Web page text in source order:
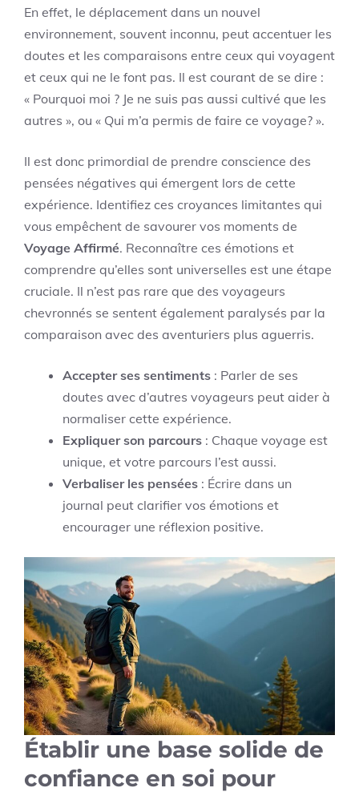
En effet, le déplacement dans un nouvel
environnement, souvent inconnu, peut accentuer les
doutes et les comparaisons entre ceux qui voyagent
et ceux qui ne le font pas. Il est courant de se dire :
« Pourquoi moi ? Je ne suis pas aussi cultivé que les
autres », ou « Qui m’a permis de faire ce voyage? ».
Il est donc primordial de prendre conscience des
pensées négatives qui émergent lors de cette
expérience. Identifiez ces croyances limitantes qui
vous empêchent de savourer vos moments de
Voyage Affirmé. Reconnaître ces émotions et
comprendre qu’elles sont universelles est une étape
cruciale. Il n’est pas rare que des voyageurs
chevronnés se sentent également paralysés par la
comparaison avec des aventuriers plus aguerris.
Accepter ses sentiments : Parler de ses
doutes avec d’autres voyageurs peut aider à
normaliser cette expérience.
Expliquer son parcours : Chaque voyage est
unique, et votre parcours l’est aussi.
Verbaliser les pensées : Écrire dans un
journal peut clarifier vos émotions et
encourager une réflexion positive.
Établir une base solide de
confiance en soi pour